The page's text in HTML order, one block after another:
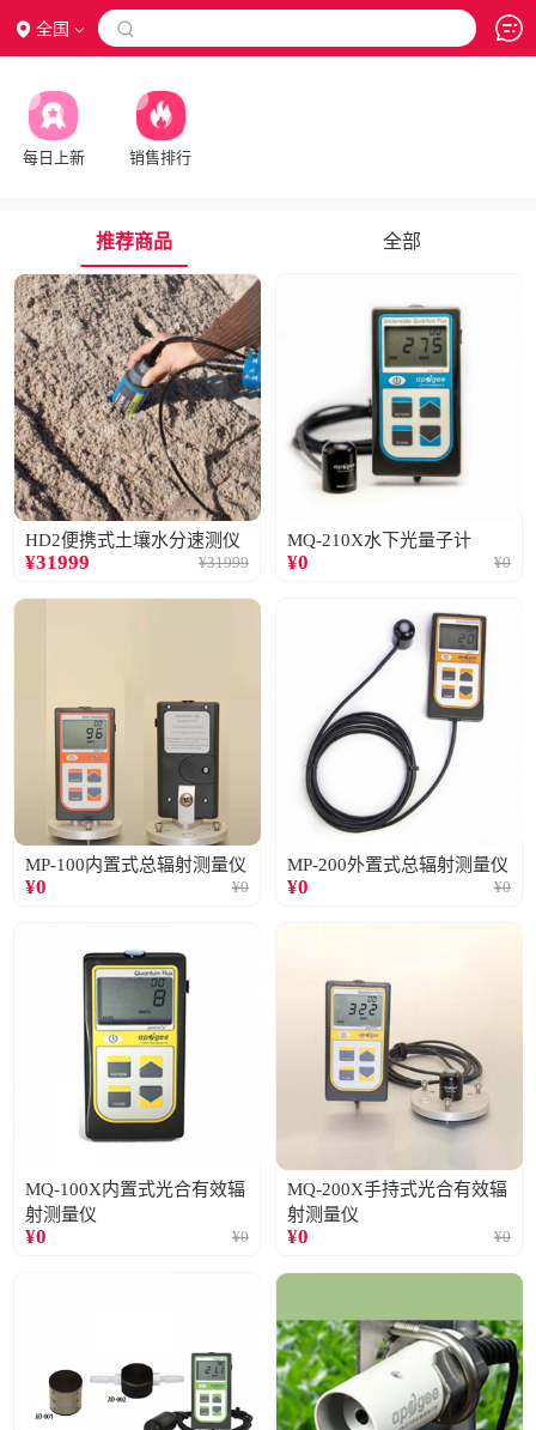
全国 
每日上新 销售排行
推荐商品 全部
HD2便携式土壤水分速测仪
¥31999 ¥31999
MQ-210X水下光量子计
¥0 ¥0
MP-100内置式总辐射测量仪
¥0 ¥0
MP-200外置式总辐射测量仪
¥0 ¥0
MQ-100X内置式光合有效辐
射测量仪
¥0 ¥0
MQ-200X手持式光合有效辐
射测量仪
¥0 ¥0